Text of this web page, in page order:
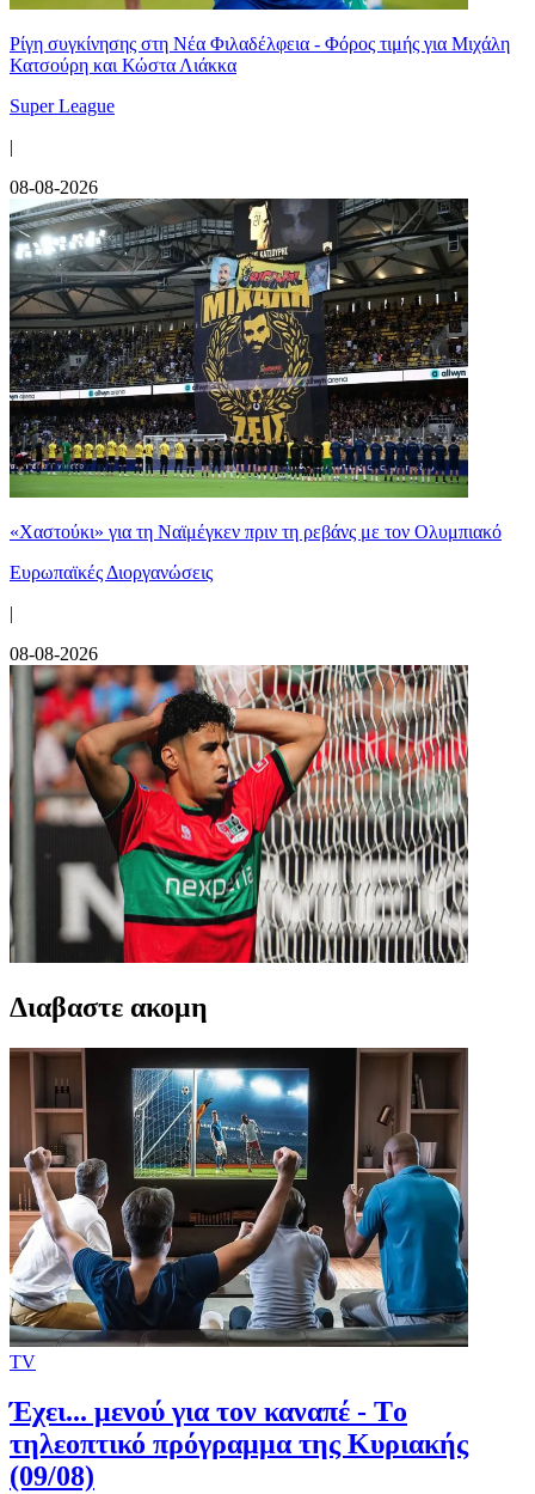
Ρίγη συγκίνησης στη Νέα Φιλαδέλφεια - Φόρος τιμής για Μιχάλη
Κατσούρη και Κώστα Λιάκκα
Super League
|
08-08-2026
«Χαστούκι» για τη Ναϊμέγκεν πριν τη ρεβάνς με τον Ολυμπιακό
Ευρωπαϊκές Διοργανώσεις
|
08-08-2026
Διαβαστε ακομη
TV
Έχει... μενού για τον καναπέ - Tο
τηλεοπτικό πρόγραμμα της Κυριακής
(09/08)